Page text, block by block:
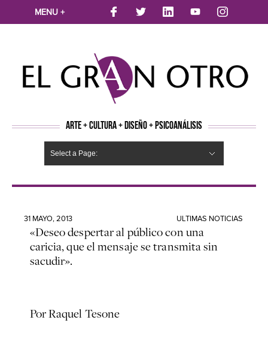
MENU +
ARTE + CULTURA + DISEÑO + PSICOANÁLISIS
Select a Page:
31 MAYO, 2013 ULTIMAS NOTICIAS
«Deseo despertar al público con una
caricia, que el mensaje se transmita sin
sacudir».
PorRaquel Tesone